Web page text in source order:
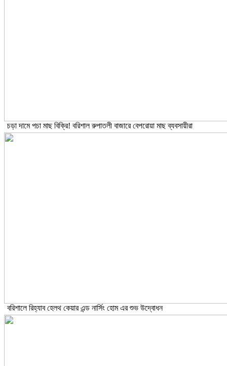
চড়া দামে পচা মাছ বিক্রি! বরিশাল রুপাতলী বাজারে বেপরোয়া মাছ ব্যবসায়ীরা
বরিশালে রিহ্যাব হেলথ কেয়ার এন্ড নার্সিং হোম এর শুভ উদ্বোধন